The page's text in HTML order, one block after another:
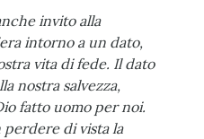
invito alla
intorno a un dato,
vita di fede. Il dato
nostra salvezza,
fatto uomo per noi.
perdere di vista la